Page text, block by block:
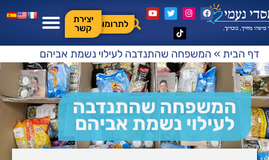
לתרומות
יצירת
קשר
דף הבית » המשפחה שהתנדבה לעילוי נשמת אביהם
המשפחה שהתנדבה
לעילוי נשמת אביהם